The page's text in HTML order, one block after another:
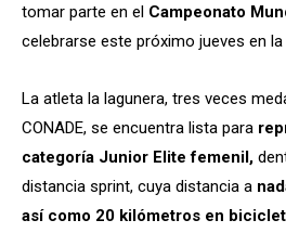
tomar parte en el Campeonato
celebrarse este próximo jueves en
La atleta la lagunera, tres veces
CONADE, se encuentra lista para
categoría Junior Elite femenil,
distancia sprint, cuya distancia a
así como 20 kilómetros en